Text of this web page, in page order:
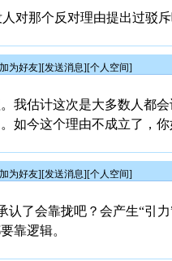
对那个反对理由提出过驳斥
为好友][发送消息][个人空间]
我估计这次是大多数人都
如今这个理由不成立了，
为好友][发送消息][个人空间]
认了会靠拢吧？会产生“引
靠逻辑。